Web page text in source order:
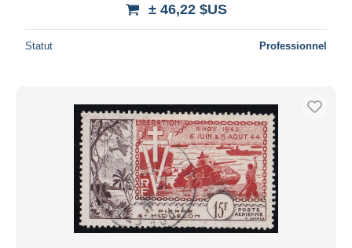
± 46,22 $US
Statut Professionnel